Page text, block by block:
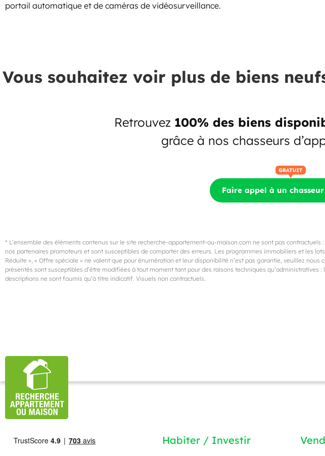
portail automatique et de caméras de vidéosurveillance.
Vous souhaitez voir plus de biens
Retrouvez 100% des biens
grâce à nos chasseurs
Faire appel à un
* L’ensemble des éléments contenus sur le site recherche-appartement-ou-maison.com ne sont pas
nos partenaires promoteurs et sont susceptibles de comporter des erreurs. Les programmes immobiliers et les
Réduite », « Offre spéciale » ne valent que pour énumération et leur disponibilité n’est pas garantie, veuillez
présentés sont susceptibles d’être modifiées à tout moment tant pour des raisons techniques qu’administratives
descriptions ne sont fournis qu’à titre indicatif. Visuels non contractuels.
Habiter / Investir